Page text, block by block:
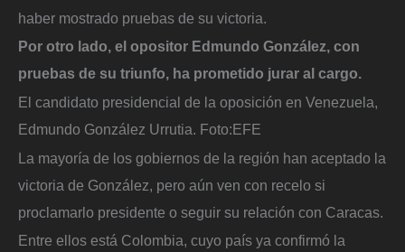
haber mostrado pruebas de su victoria.
Por otro lado, el opositor Edmundo González, con
pruebas de su triunfo, ha prometido jurar al cargo.
El candidato presidencial de la oposición en Venezuela,
Edmundo González Urrutia. Foto:EFE
La mayoría de los gobiernos de la región han aceptado la
victoria de González, pero aún ven con recelo si
proclamarlo presidente o seguir su relación con Caracas.
Entre ellos está Colombia, cuyo país ya confirmó la